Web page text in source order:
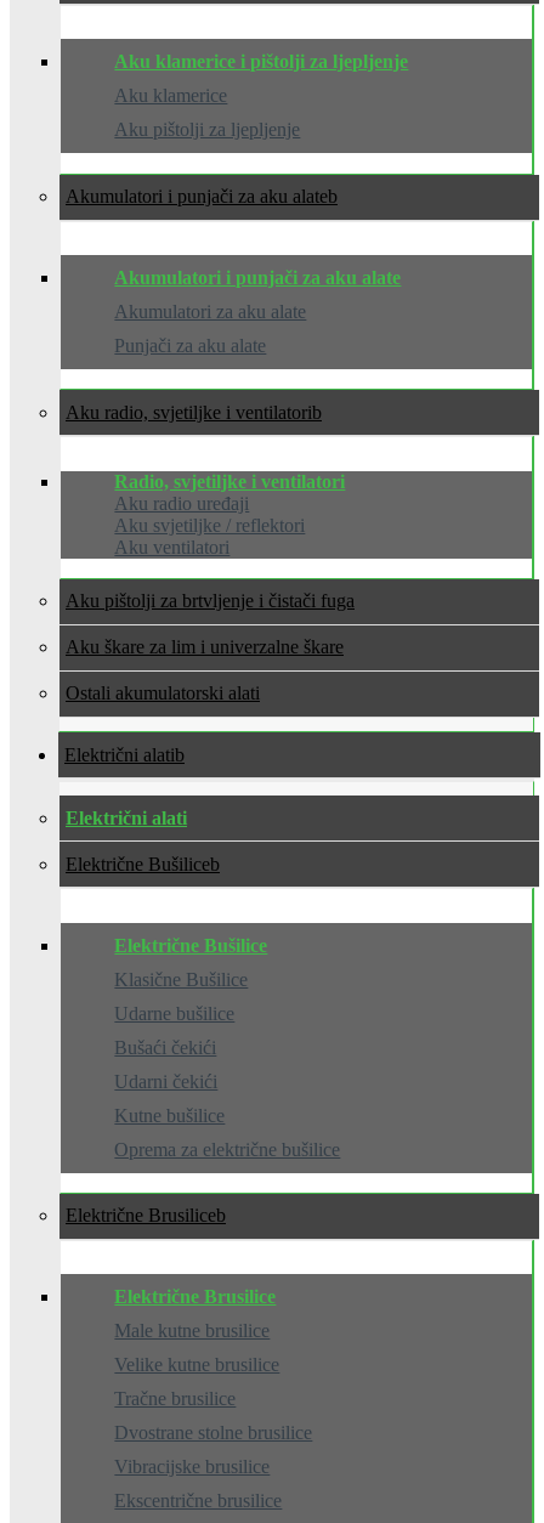
Aku klamerice i pištolji za ljepljenje
Aku klamerice
Aku pištolji za ljepljenje
Akumulatori i punjači za aku alate
Akumulatori i punjači za aku alate
Akumulatori za aku alate
Punjači za aku alate
Aku radio, svjetiljke i ventilatori
Radio, svjetiljke i ventilatori
Aku radio uređaji
Aku svjetiljke / reflektori
Aku ventilatori
Aku pištolji za brtvljenje i čistači fuga
Aku škare za lim i univerzalne škare
Ostali akumulatorski alati
Električni alati
Električni alati
Električne Bušilice
Električne Bušilice
Klasične Bušilice
Udarne bušilice
Bušaći čekići
Udarni čekići
Kutne bušilice
Oprema za električne bušilice
Električne Brusilice
Električne Brusilice
Male kutne brusilice
Velike kutne brusilice
Tračne brusilice
Dvostrane stolne brusilice
Vibracijske brusilice
Ekscentrične brusilice